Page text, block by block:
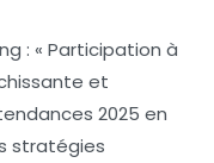
: « Participation à
et
2025 en
stratégies